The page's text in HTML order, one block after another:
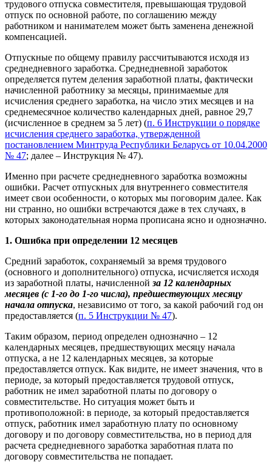
трудового отпуска совместителя, превышающая трудовой
отпуск по основной работе, по соглашению между
работником и нанимателем может быть заменена денежной
компенсацией.
Отпускные по общему правилу рассчитываются исходя из
среднедневного заработка. Среднедневной заработок
определяется путем деления заработной платы, фактически
начисленной работнику за месяцы, принимаемые для
исчисления среднего заработка, на число этих месяцев и на
среднемесячное количество календарных дней, равное 29,7
(исчисленное в среднем за 5 лет) (п. 6 Инструкции о порядке
исчисления среднего заработка, утвержденной
постановлением Минтруда Республики Беларусь от 10.04.2000
№ 47; далее – Инструкция № 47).
Именно при расчете среднедневного заработка возможны
ошибки. Расчет отпускных для внутреннего совместителя
имеет свои особенности, о которых мы поговорим далее. Как
ни странно, но ошибки встречаются даже в тех случаях, в
которых законодательная норма прописана ясно и однозначно.
1. Ошибка при определении 12 месяцев
Средний заработок, сохраняемый за время трудового
(основного и дополнительного) отпуска, исчисляется исходя
из заработной платы, начисленной за 12 календарных
месяцев (с 1-го до 1-го числа), предшествующих месяцу
начала отпуска, независимо от того, за какой рабочий год он
предоставляется (п. 5 Инструкции № 47).
Таким образом, период определен однозначно – 12
календарных месяцев, предшествующих месяцу начала
отпуска, а не 12 календарных месяцев, за которые
предоставляется отпуск. Как видите, не имеет значения, что в
периоде, за который предоставляется трудовой отпуск,
работник не имел заработной платы по договору о
совместительстве. Но ситуация может быть и
противоположной: в периоде, за который предоставляется
отпуск, работник имел заработную плату по основному
договору и по договору совместительства, но в период для
расчета среднедневного заработка заработная плата по
договору совместительства не попадает.